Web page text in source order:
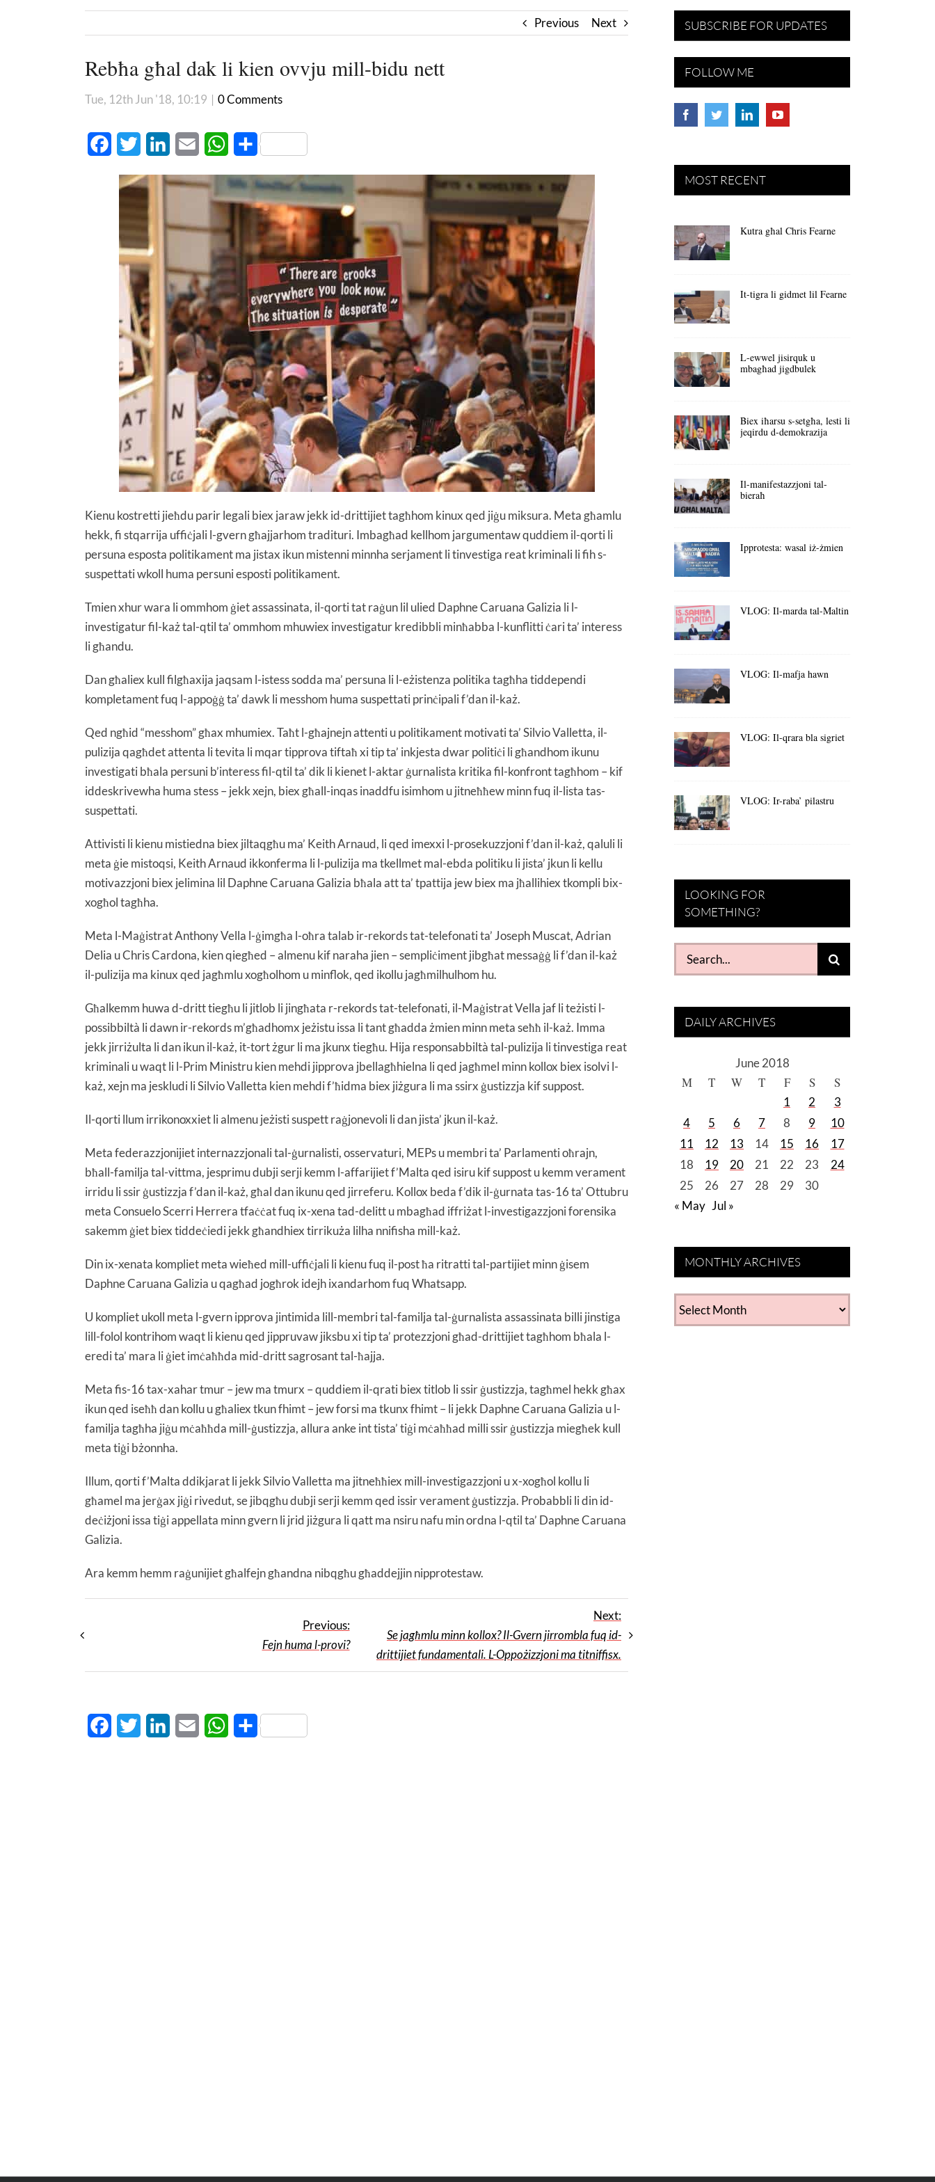
Previous Next
Rebħa għal dak li kien ovvju mill-bidu nett
Tue, 12th Jun '18, 10:19 | 0 Comments
FacebookTwitter LinkedInEmail WhatsApp
Share
Kienu kostretti jieħdu parir legali biex jaraw jekk id-drittijiet tagħhom kinux qed jiġu miksura. Meta għamlu
hekk, fi stqarrija uffiċjali l-gvern għajjarhom tradituri. Imbagħad kellhom jargumentaw quddiem il-qorti li
persuna esposta politikament ma jistax ikun mistenni minnha serjament li tinvestiga reat kriminali li fih s-
suspettati wkoll huma persuni esposti politikament.
Tmien xhur wara li ommhom ġiet assassinata, il-qorti tat raġun lil ulied Daphne Caruana Galizia li l-
investigatur fil-każ tal-qtil ta’ ommhom mhuwiex investigatur kredibbli minħabba l-kunflitti ċari ta’ interess
li għandu.
Dan għaliex kull filgħaxija jaqsam l-istess sodda ma’ persuna li l-eżistenza politika tagħha tiddependi
kompletament fuq l-appoġġ ta’ dawk li messhom huma suspettati prinċipali f’dan il-każ.
Qed ngħid “messhom” għax mhumiex. Taħt l-għajnejn attenti u politikament motivati ta’ Silvio Valletta, il-
pulizija qagħdet attenta li tevita li mqar tipprova tiftaħ xi tip ta’ inkjesta dwar politiċi li għandhom ikunu
investigati bħala persuni b’interess fil-qtil ta’ dik li kienet l-aktar ġurnalista kritika fil-konfront tagħhom – kif
iddeskrivewha huma stess – jekk xejn, biex għall-inqas inaddfu isimhom u jitneħħew minn fuq il-lista tas-
suspettati.
Attivisti li kienu mistiedna biex jiltaqgħu ma’ Keith Arnaud, li qed imexxi l-prosekuzzjoni f’dan il-każ, qaluli li
meta ġie mistoqsi, Keith Arnaud ikkonferma li l-pulizija ma tkellmet mal-ebda politiku li jista’ jkun li kellu
motivazzjoni biex jelimina lil Daphne Caruana Galizia bħala att ta’ tpattija jew biex ma jħallihiex tkompli bix-
xogħol tagħha.
Meta l-Maġistrat Anthony Vella l-ġimgħa l-oħra talab ir-rekords tat-telefonati ta’ Joseph Muscat, Adrian
Delia u Chris Cardona, kien qiegħed – almenu kif naraha jien – sempliċiment jibgħat messaġġ li f’dan il-każ
il-pulizija ma kinux qed jagħmlu xogħolhom u minflok, qed ikollu jagħmilhulhom hu.
Għalkemm huwa d-dritt tiegħu li jitlob li jingħata r-rekords tat-telefonati, il-Maġistrat Vella jaf li teżisti l-
possibbiltà li dawn ir-rekords m’għadhomx jeżistu issa li tant għadda żmien minn meta seħħ il-każ. Imma
jekk jirriżulta li dan ikun il-każ, it-tort żgur li ma jkunx tiegħu. Hija responsabbiltà tal-pulizija li tinvestiga reat
kriminali u waqt li l-Prim Ministru kien mehdi jipprova jbellagħhielna li qed jagħmel minn kollox biex isolvi l-
każ, xejn ma jeskludi li Silvio Valletta kien mehdi f’ħidma biex jiżgura li ma ssirx ġustizzja kif suppost.
Il-qorti llum irrikonoxxiet li almenu jeżisti suspett raġjonevoli li dan jista’ jkun il-każ.
Meta federazzjonijiet internazzjonali tal-ġurnalisti, osservaturi, MEPs u membri ta’ Parlamenti oħrajn,
bħall-familja tal-vittma, jesprimu dubji serji kemm l-affarijiet f’Malta qed isiru kif suppost u kemm verament
irridu li ssir ġustizzja f’dan il-każ, għal dan ikunu qed jirreferu. Kollox beda f’dik il-ġurnata tas-16 ta’ Ottubru
meta Consuelo Scerri Herrera tfaċċat fuq ix-xena tad-delitt u mbagħad iffriżat l-investigazzjoni forensika
sakemm ġiet biex tiddeċiedi jekk għandhiex tirrikuża lilha nnifisha mill-każ.
Din ix-xenata kompliet meta wieħed mill-uffiċjali li kienu fuq il-post ħa ritratti tal-partijiet minn ġisem
Daphne Caruana Galizia u qagħad jogħrok idejh ixandarhom fuq Whatsapp.
U kompliet ukoll meta l-gvern ipprova jintimida lill-membri tal-familja tal-ġurnalista assassinata billi jinstiga
lill-folol kontrihom waqt li kienu qed jippruvaw jiksbu xi tip ta’ protezzjoni għad-drittijiet tagħhom bħala l-
eredi ta’ mara li ġiet imċaħħda mid-dritt sagrosant tal-ħajja.
Meta fis-16 tax-xahar tmur – jew ma tmurx – quddiem il-qrati biex titlob li ssir ġustizzja, tagħmel hekk għax
ikun qed iseħħ dan kollu u għaliex tkun fhimt – jew forsi ma tkunx fhimt – li jekk Daphne Caruana Galizia u l-
familja tagħha jiġu mċaħħda mill-ġustizzja, allura anke int tista’ tiġi mċaħħad milli ssir ġustizzja miegħek kull
meta tiġi bżonnha.
Illum, qorti f’Malta ddikjarat li jekk Silvio Valletta ma jitneħħiex mill-investigazzjoni u x-xogħol kollu li
għamel ma jerġax jiġi rivedut, se jibqgħu dubji serji kemm qed issir verament ġustizzja. Probabbli li din id-
deċiżjoni issa tiġi appellata minn gvern li jrid jiżgura li qatt ma nsiru nafu min ordna l-qtil ta’ Daphne Caruana
Galizia.
Ara kemm hemm raġunijiet għalfejn għandna nibqgħu għaddejjin nipprotestaw.
Previous:
Fejn huma l-provi?
Next:
Se jagħmlu minn kollox? Il-Gvern jirrombla fuq id-
drittijiet fundamentali. L-Oppożizzjoni ma titniffisx.
FacebookTwitter LinkedInEmail WhatsApp
Share
SUBSCRIBE FOR UPDATES
FOLLOW ME
MOST RECENT
Kutra għal Chris Fearne
It-tigra li gidmet lil Fearne
L-ewwel jisirquk u
mbagħad jigdbulek
Biex iħarsu s-setgħa, lesti li
jeqirdu d-demokrazija
Il-manifestazzjoni tal-
bieraħ
Ipprotesta: wasal iż-żmien
VLOG: Il-marda tal-Maltin
VLOG: Il-mafja hawn
VLOG: Il-qrara bla sigriet
VLOG: Ir-raba’ pilastru
LOOKING FOR
SOMETHING?
Search
for:
DAILY ARCHIVES
June 2018
M T W T F S S
1 2
3
4
5 6 7 8 9
10
11
12 13 14 15 16
17
18
19 20 21 22 23
24
25
26 27 28 29
30
« May Jul »
MONTHLY ARCHIVES
MONTHLY
ARCHIVES